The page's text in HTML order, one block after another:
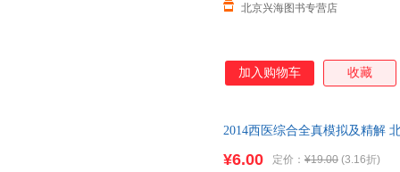
北京兴海图书专营店
加入购物车 收藏
2014西医综合全真模拟及精解
¥6.00 定价： ¥19.00 (3.16折)